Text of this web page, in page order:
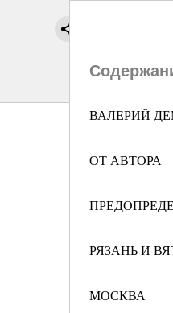
ВАЛЕРИЙ
ОТ АВТОРА
РЯЗАНЬ И
МОСКВА